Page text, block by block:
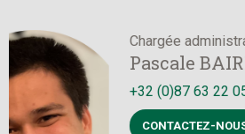
Chargée administrative
Pascale BAIRIN
+32 (0)87 63 22 05
CONTACTEZ-NOUS
Photo